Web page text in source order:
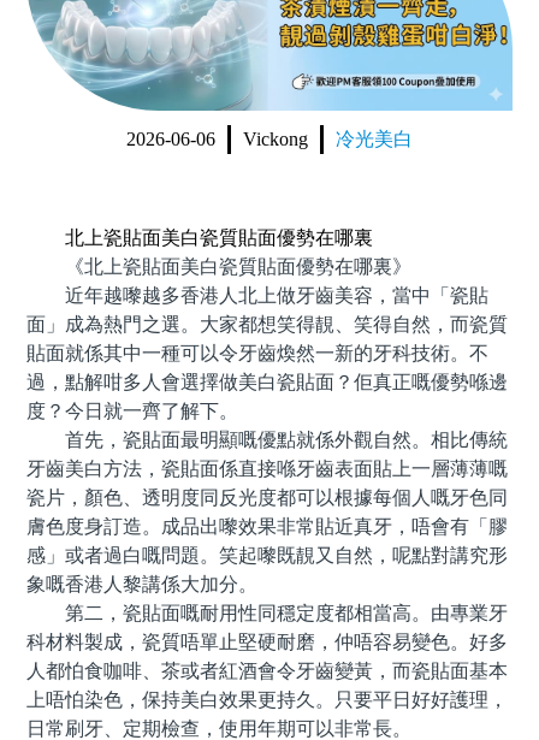
種植牙 dental implant
箍牙 orthodontics
收費標準 change standard
2026-06-06 Vickong 冷光美白
北上瓷貼面美白瓷質貼面優勢在哪裏
《北上瓷貼面美白瓷質貼面優勢在哪裏》
近年越嚟越多香港人北上做牙齒美容，當中「瓷貼
面」成為熱門之選。大家都想笑得靚、笑得自然，而瓷質
貼面就係其中一種可以令牙齒煥然一新的牙科技術。不
過，點解咁多人會選擇做美白瓷貼面？佢真正嘅優勢喺邊
度？今日就一齊了解下。
首先，瓷貼面最明顯嘅優點就係外觀自然。相比傳統
牙齒美白方法，瓷貼面係直接喺牙齒表面貼上一層薄薄嘅
瓷片，顏色、透明度同反光度都可以根據每個人嘅牙色同
膚色度身訂造。成品出嚟效果非常貼近真牙，唔會有「膠
感」或者過白嘅問題。笑起嚟既靚又自然，呢點對講究形
象嘅香港人黎講係大加分。
第二，瓷貼面嘅耐用性同穩定度都相當高。由專業牙
科材料製成，瓷質唔單止堅硬耐磨，仲唔容易變色。好多
人都怕食咖啡、茶或者紅酒會令牙齒變黃，而瓷貼面基本
上唔怕染色，保持美白效果更持久。只要平日好好護理，
日常刷牙、定期檢查，使用年期可以非常長。